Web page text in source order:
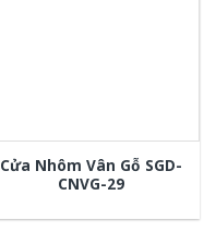
Cửa Nhôm Vân Gỗ SGD-
CNVG-29